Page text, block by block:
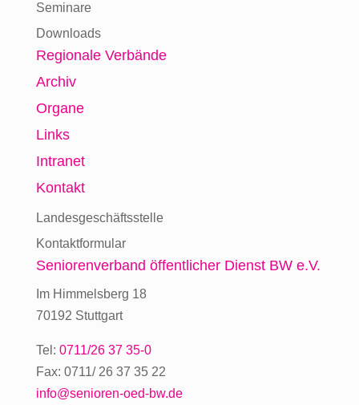
Seminare
Downloads
Regionale Verbände
Archiv
Organe
Links
Intranet
Kontakt
Landesgeschäftsstelle
Kontaktformular
Seniorenverband öffentlicher Dienst BW e.V.
Im Himmelsberg 18
70192 Stuttgart
Tel: 0711/26 37 35-0
Fax: 0711/ 26 37 35 22
info@senioren-oed-bw.de